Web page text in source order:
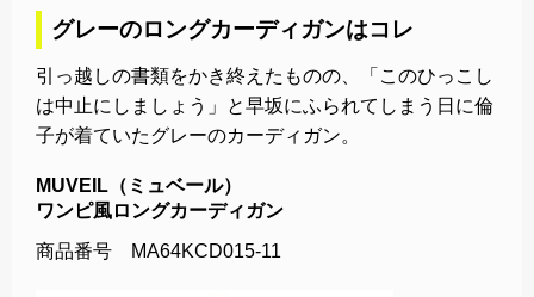
グレーのロングカーディガンはコレ
引っ越しの書類をかき終えたものの、「このひっこし
は中止にしましょう」と早坂にふられてしまう日に倫
子が着ていたグレーのカーディガン。
MUVEIL（ミュベール）
ワンピ風ロングカーディガン
商品番号 MA64KCD015-11